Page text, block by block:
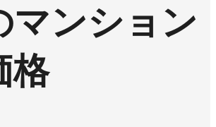
マンション
格